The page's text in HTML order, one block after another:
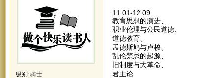
级别: 骑士
11.01-12.09
教育思想的演进、
职业伦理与公民道德、
道德教育、
孟德斯鸠与卢梭、
乱伦禁忌的起源、
旧制度与大革命、
君主论